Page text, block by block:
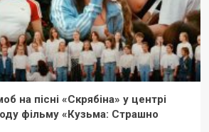
на пісні «Скрябіна» у центрі
фільму «Кузьма: Страшно